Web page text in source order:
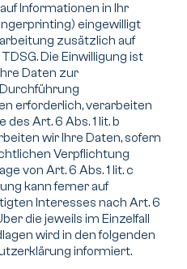
Informationen in Ihr
eingewilligt
zusätzlich auf
Die Einwilligung ist
Daten zur
erforderlich, verarbeiten
Art. 6 Abs. 1 lit. b
wir Ihre Daten, sofern
Verpflichtung
von Art. 6 Abs. 1 lit. c
kann ferner auf
Interesses nach Art. 6
die jeweils im Einzelfall
wird in den folgenden
informiert.